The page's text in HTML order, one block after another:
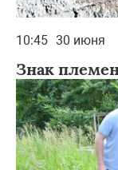
10:45 30 июня
Знак